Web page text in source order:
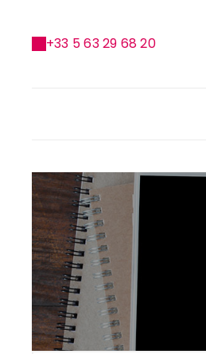
+33 5 63 29 68 20